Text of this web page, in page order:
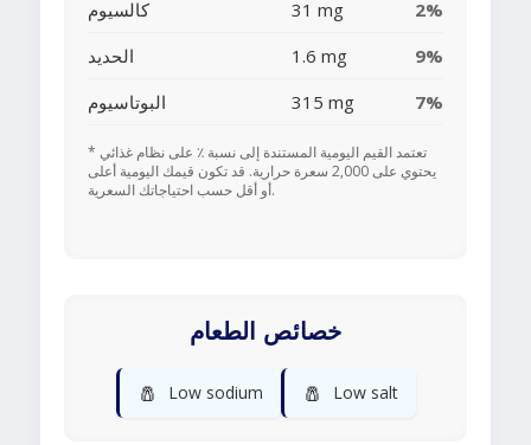
كالسيوم
31 mg
2%
الحديد
1.6 mg
9%
البوتاسيوم
315 mg 7%
* تعتمد القيم اليومية المستندة إلى نسبة ٪ على نظام غذائي
يحتوي على 2,000 سعرة حرارية. قد تكون قيمك اليومية أعلى
أو أقل حسب احتياجاتك السعرية.
خصائص الطعام
🧂 Low sodium 🧂 Low salt